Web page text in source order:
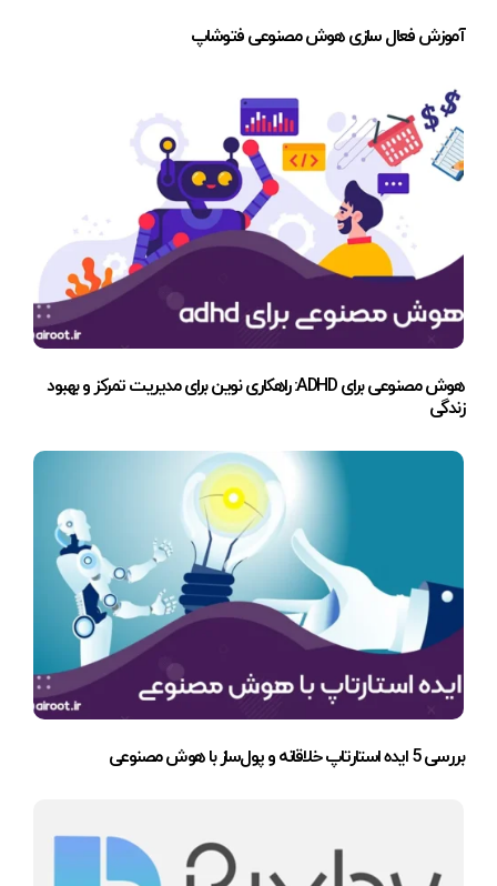
آموزش فعال سازی هوش مصنوعی فتوشاپ
هوش مصنوعی برای ADHD: راهکاری نوین برای مدیریت تمرکز و بهبود
زندگی
بررسی 5 ایده استارتاپ خلاقانه و پول‌ساز با هوش مصنوعی